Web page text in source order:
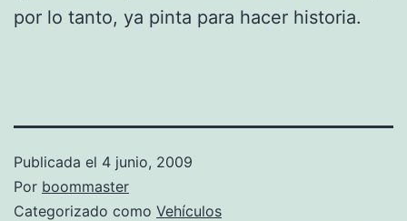
por lo tanto, ya pinta para hacer historia.
Publicada el 4 junio, 2009
Por boommaster
Categorizado como Vehículos